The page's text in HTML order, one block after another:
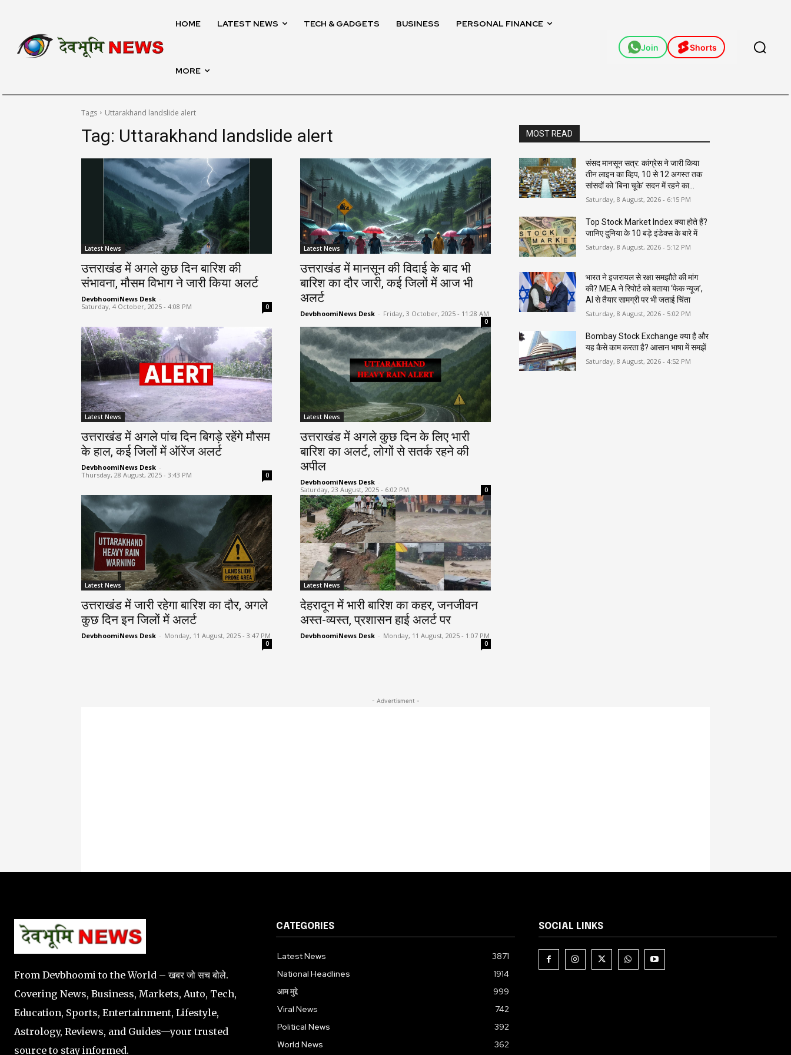
HOME LATEST NEWS TECH & GADGETS BUSINESS PERSONAL FINANCE
MORE
Join Shorts
Tags Uttarakhand landslide alert
Tag: Uttarakhand landslide alert
Latest News
उत्तराखंड में अगले कुछ दिन बारिश की
संभावना, मौसम विभाग ने जारी किया अलर्ट
DevbhoomiNews Desk -
Saturday, 4 October, 2025 - 4:08 PM
0
Latest News
उत्तराखंड में मानसून की विदाई के बाद भी
बारिश का दौर जारी, कई जिलों में आज भी
अलर्ट
DevbhoomiNews Desk - Friday, 3 October, 2025 - 11:28 AM
0
Latest News
उत्तराखंड में अगले पांच दिन बिगड़े रहेंगे मौसम
के हाल, कई जिलों में ऑरेंज अलर्ट
DevbhoomiNews Desk -
Thursday, 28 August, 2025 - 3:43 PM
0
Latest News
उत्तराखंड में अगले कुछ दिन के लिए भारी
बारिश का अलर्ट, लोगों से सतर्क रहने की
अपील
DevbhoomiNews Desk -
Saturday, 23 August, 2025 - 6:02 PM
0
Latest News
उत्तराखंड में जारी रहेगा बारिश का दौर, अगले
कुछ दिन इन जिलों में अलर्ट
DevbhoomiNews Desk - Monday, 11 August, 2025 - 3:47 PM
0
Latest News
देहरादून में भारी बारिश का कहर, जनजीवन
अस्त-व्यस्त, प्रशासन हाई अलर्ट पर
DevbhoomiNews Desk - Monday, 11 August, 2025 - 1:07 PM
0
MOST READ
संसद मानसून सत्र: कांग्रेस ने जारी किया
तीन लाइन का व्हिप, 10 से 12 अगस्त तक
सांसदों को ‘बिना चूके’ सदन में रहने का...
Saturday, 8 August, 2026 - 6:15 PM
Top Stock Market Index क्या होते हैं?
जानिए दुनिया के 10 बड़े इंडेक्स के बारे में
Saturday, 8 August, 2026 - 5:12 PM
भारत ने इजरायल से रक्षा समझौते की मांग
की? MEA ने रिपोर्ट को बताया ‘फेक न्यूज’,
AI से तैयार सामग्री पर भी जताई चिंता
Saturday, 8 August, 2026 - 5:02 PM
Bombay Stock Exchange क्या है और
यह कैसे काम करता है? आसान भाषा में समझें
Saturday, 8 August, 2026 - 4:52 PM
- Advertisment -
From Devbhoomi to the World – खबर जो सच बोले.
Covering News, Business, Markets, Auto, Tech,
Education, Sports, Entertainment, Lifestyle,
Astrology, Reviews, and Guides—your trusted
source to stay informed.
CATEGORIES
Latest News
3871
National Headlines
1914
आम मुद्दे
999
Viral News
742
Political News
392
World News
362
SOCIAL LINKS